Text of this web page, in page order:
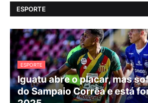
ESPORTE
ESPORTE
Iguatu abre o placar, mas
do Sampaio Corrêa e está